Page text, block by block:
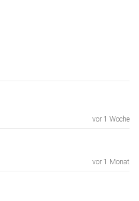
vor 1 Woche
vor 1 Monat